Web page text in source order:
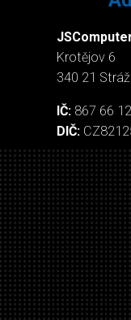
Krotějov 6
340 21
IČ: 867 66
DIČ: